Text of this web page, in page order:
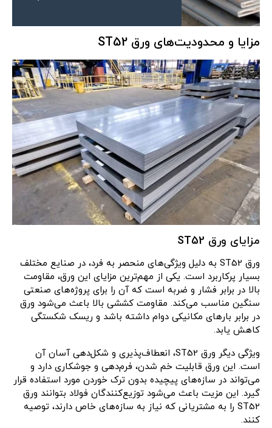
مزایا و محدودیت‌های ورق ST52
مزایای ورق ST52
ورق ST52 به دلیل ویژگی‌های منحصر به فرد، در صنایع مختلف
بسیار پرکاربرد است. یکی از مهم‌ترین مزایای این ورق، مقاومت
بالا در برابر فشار و ضربه است که آن را برای پروژه‌های صنعتی
سنگین مناسب می‌کند. مقاومت کششی بالا باعث می‌شود ورق
در برابر بارهای مکانیکی دوام داشته باشد و ریسک شکستگی
کاهش یابد.
ویژگی دیگر ورق ST52، انعطاف‌پذیری و شکل‌دهی آسان آن
است. این ورق قابلیت خم شدن، فرم‌دهی و جوشکاری دارد و
می‌تواند در سازه‌های پیچیده بدون ترک خوردن مورد استفاده قرار
گیرد. این مزیت باعث می‌شود توزیع‌کنندگان فولاد بتوانند ورق
ST52 را به مشتریانی که نیاز به سازه‌های خاص دارند، توصیه
کنند.